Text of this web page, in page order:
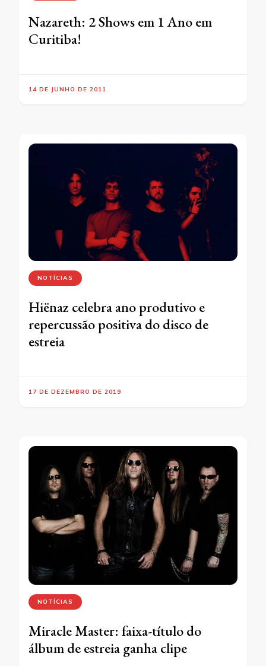
Nazareth: 2 Shows em 1 Ano em
Curitiba!
14 DE JUNHO DE 2011
NOTÍCIAS
Hiënaz celebra ano produtivo e
repercussão positiva do disco de
estreia
17 DE DEZEMBRO DE 2019
NOTÍCIAS
Miracle Master: faixa-título do
álbum de estreia ganha clipe